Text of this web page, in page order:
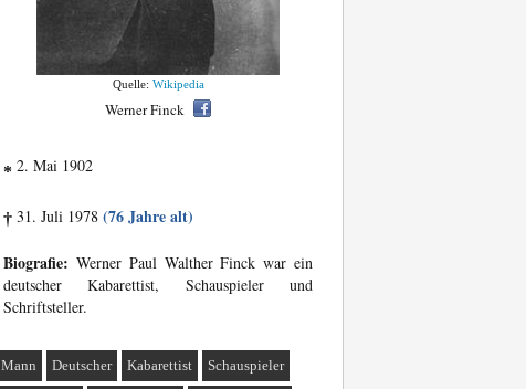
Quelle: Wikipedia
Werner Finck
* 2. Mai 1902
† 31. Juli 1978 (76 Jahre alt)
Biografie: Werner Paul Walther Finck war ein
deutscher Kabarettist, Schauspieler und
Schriftsteller.
Mann Deutscher Kabarettist Schauspieler